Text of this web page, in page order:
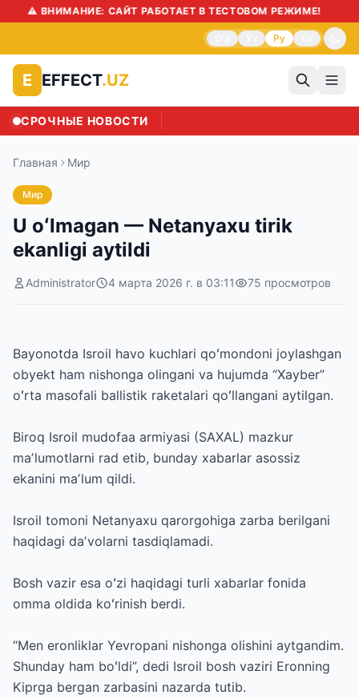
⚠️ ВНИМАНИЕ: САЙТ РАБОТАЕТ В ТЕСТОВОМ РЕЖИМЕ!
Ру
E EFFECT.UZ
СРОЧНЫЕ НОВОСТИ
Главная Мир
Мир
U oʻlmagan — Netanyaxu tirik
ekanligi aytildi
Administrator 4 марта 2026 г. в 03:11 75 просмотров
Bayonotda Isroil havo kuchlari qoʻmondoni joylashgan
obyekt ham nishonga olingani va hujumda “Xayber”
oʻrta masofali ballistik raketalari qoʻllangani aytilgan.
Biroq Isroil mudofaa armiyasi (SAXAL) mazkur
maʼlumotlarni rad etib, bunday xabarlar asossiz
ekanini maʼlum qildi.
Isroil tomoni Netanyaxu qarorgohiga zarba berilgani
haqidagi daʼvolarni tasdiqlamadi.
Bosh vazir esa oʻzi haqidagi turli xabarlar fonida
omma oldida koʻrinish berdi.
“Men eronliklar Yevropani nishonga olishini aytgandim.
Shunday ham boʻldi”, dedi Isroil bosh vaziri Eronning
Kiprga bergan zarbasini nazarda tutib.